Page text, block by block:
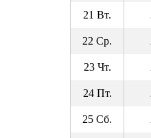
21 Вт.
22 Ср.
23 Чт.
24 Пт.
25 Сб.